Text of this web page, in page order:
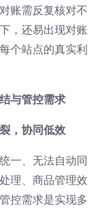
账需反复核对不
，还易出现对账
个站点的真实利
与管控需求
，协同低效
一、无法自动同
理、商品管理效
控需求是实现多